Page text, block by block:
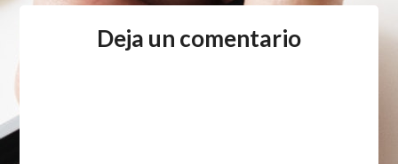
Deja un comentario